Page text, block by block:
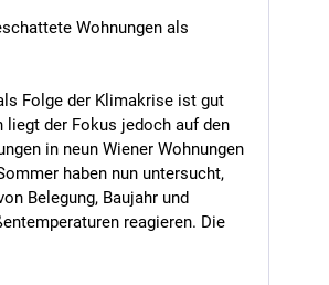
Wohnungen als
Folge der Klimakrise ist gut
der Fokus jedoch auf den
in neun Wiener Wohnungen
haben nun untersucht,
Belegung, Baujahr und
reagieren. Die